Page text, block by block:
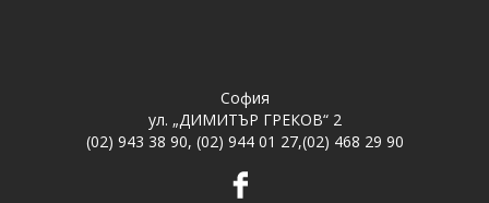
София
ул. „ДИМИТЪР ГРЕКОВ“ 2
(02) 943 38 90, (02) 944 01 27,(02) 468 29 90